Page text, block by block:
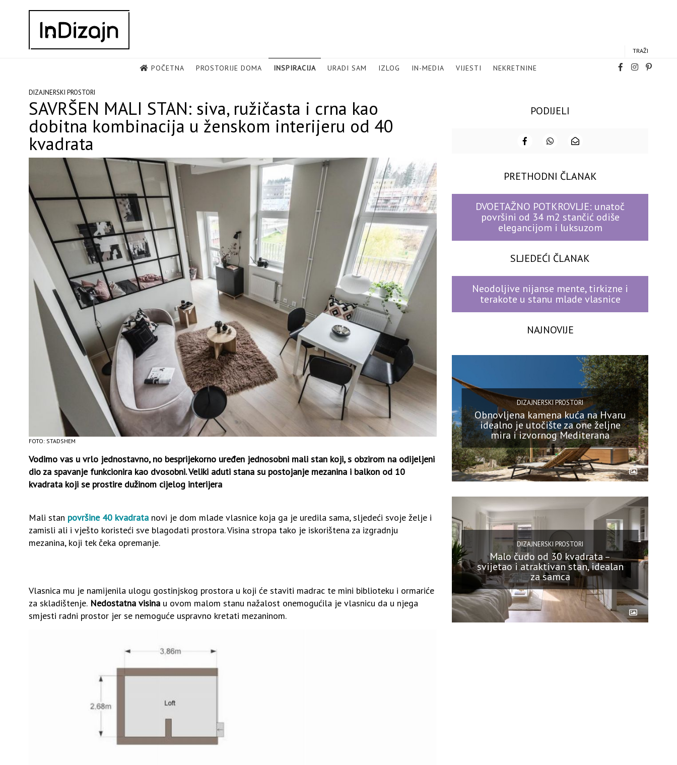
TRAŽI
POČETNA PROSTORIJE DOMA INSPIRACIJA URADI SAM IZLOG IN-MEDIA VIJESTI NEKRETNINE
DIZAJNERSKI PROSTORI
SAVRŠEN MALI STAN: siva, ružičasta i crna kao
dobitna kombinacija u ženskom interijeru od 40
kvadrata
FOTO: STADSHEM
Vodimo vas u vrlo jednostavno, no besprijekorno uređen jednosobni mali stan koji, s obzirom na odijeljeni
dio za spavanje funkcionira kao dvosobni. Veliki aduti stana su postojanje mezanina i balkon od 10
kvadrata koji se prostire dužinom cijelog interijera
Mali stan površine 40 kvadrata novi je dom mlade vlasnice koja ga je uredila sama, sljedeći svoje želje i
zamisli ali i vješto koristeći sve blagodati prostora. Visina stropa tako je iskorištena za izgradnju
mezanina, koji tek čeka opremanje.
Vlasnica mu je namijenila ulogu gostinjskog prostora u koji će staviti madrac te mini biblioteku i ormariće
za skladištenje. Nedostatna visina u ovom malom stanu nažalost onemogućila je vlasnicu da u njega
smjesti radni prostor jer se nemoguće uspravno kretati mezaninom.
PODIJELI
PRETHODNI ČLANAK
DVOETAŽNO POTKROVLJE: unatoč
površini od 34 m2 stančić odiše
elegancijom i luksuzom
SLJEDEĆI ČLANAK
Neodoljive nijanse mente, tirkizne i
terakote u stanu mlade vlasnice
NAJNOVIJE
DIZAJNERSKI PROSTORI
Obnovljena kamena kuća na Hvaru
idealno je utočište za one željne
mira i izvornog Mediterana
DIZAJNERSKI PROSTORI
Malo čudo od 30 kvadrata –
svijetao i atraktivan stan, idealan
za samca